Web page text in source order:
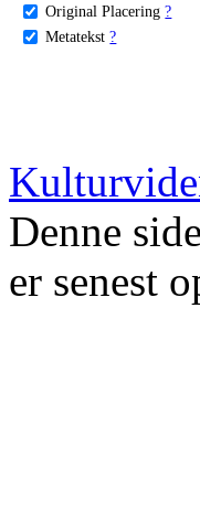
Original Placering ?
Metatekst ?
Denne
er senest